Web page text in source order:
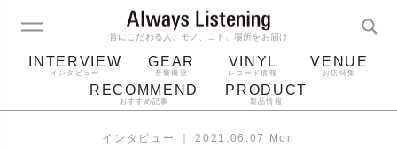
音にこだわる人、モノ、コト、場所をお届け
INTERVIEW
インタビュー
GEAR
音響機器
VINYL
レコード情報
VENUE
お店特集
RECOMMEND
おすすめ記事
PRODUCT
製品情報
インタビュー ｜ 2021.06.07 Mon